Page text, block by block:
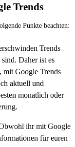
Trends
Punkte beachten:
Trends
Daher ist es
mit Google Trends
aktuell und
monatlich oder
ihr mit Google
für euren